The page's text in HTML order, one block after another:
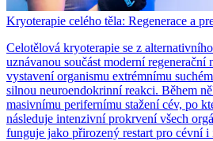
Kryoterapie celého těla: Regenerace a
Celotělová kryoterapie se z
uznávanou součást moderní
vystavení organismu extrémnímu
silnou neuroendokrinní reakci. Během
masivnímu perifernímu stažení cév, po
následuje intenzivní prokrvení všech
funguje jako přirozený restart pro cévní i